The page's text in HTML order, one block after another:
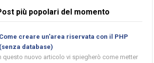
più popolari del momento
Come creare un'area riservata con il PHP
(senza database)
questo nuovo articolo vi spiegherò come metter